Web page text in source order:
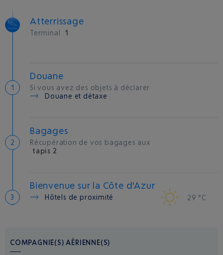
Atterrissage
Terminal 1
Douane
Si vous avez des objets à déclarer
Douane et détaxe
Bagages
Récupération de vos bagages aux
tapis 2
Bienvenue sur la Côte d'Azur
Hôtels de proximité 29 °C
COMPAGNIE(S) AÉRIENNE(S)